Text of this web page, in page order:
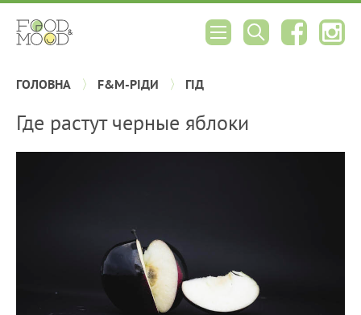
ГОЛОВНА F&M-РІДИ ГІД
Где растут черные яблоки